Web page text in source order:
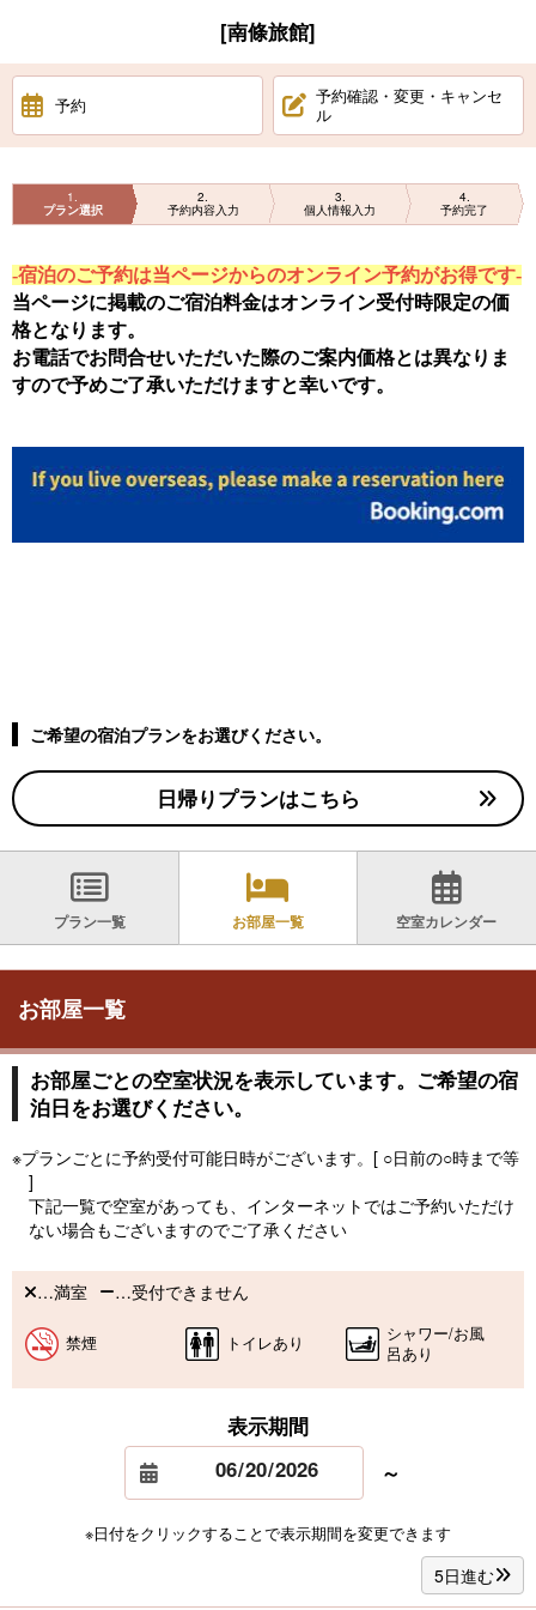
[南條旅館]
予約
予約確認・変更・キャンセ
ル
1
プラン選択
2
予約内容入力
3
個人情報入力
4
予約完了
-宿泊のご予約は当ページからのオンライン予約がお得です-
当ページに掲載のご宿泊料金はオンライン受付時限定の価
格となります。
お電話でお問合せいただいた際のご案内価格とは異なりま
すので予めご了承いただけますと幸いです。
ご希望の宿泊プランをお選びください。
日帰りプランはこちら
プラン一覧 お部屋一覧 空室カレンダー
お部屋一覧
お部屋ごとの空室状況を表示しています。ご希望の宿
泊日をお選びください。
※プランごとに予約受付可能日時がございます。[ ○日前の○時まで等
]
下記一覧で空室があっても、インターネットではご予約いただけ
ない場合もございますのでご了承ください
…満室 …受付できません
禁煙 トイレあり
シャワー/お風
呂あり
表示期間
～
※日付をクリックすることで表示期間を変更できます
5日進む